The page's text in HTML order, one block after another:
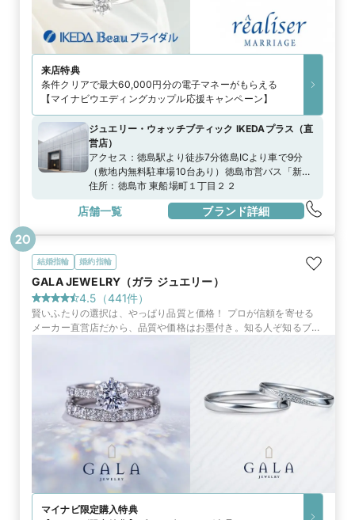
来店特典
条件クリアで最大60,000円分の電子マネーがもらえる
【マイナビウエディングカップル応援キャンペーン】
ジュエリー・ウォッチブティック IKEDAプラス （直
営店）
アクセス： 徳島駅より徒歩7分徳島ICより車で9分
（敷地内無料駐車場10台あり）徳島市営バス「新
町」より徒歩1分
住所： 徳島市 東船場町１丁目２２
店舗一覧 ブランド詳細
結婚指輪 婚約指輪
GALA JEWELRY（ガラ ジュエリー）
4.5 （441件）
賢いふたりの選択は、やっぱり品質と価格！ プロが信頼を寄せる
メーカー直営店だから、品質や価格はお墨付き。知る人ぞ知るブラ
マイナビ限定購入特典
20